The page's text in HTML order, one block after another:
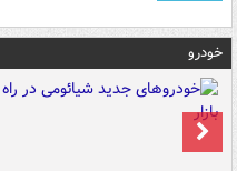
خودرو